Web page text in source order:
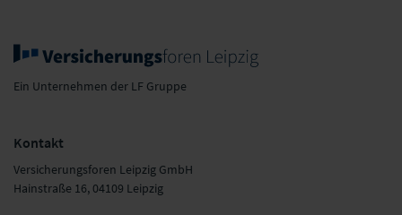
Ein Unternehmen der LF Gruppe
Kontakt
Versicherungsforen Leipzig GmbH
Hainstraße 16, 04109 Leipzig